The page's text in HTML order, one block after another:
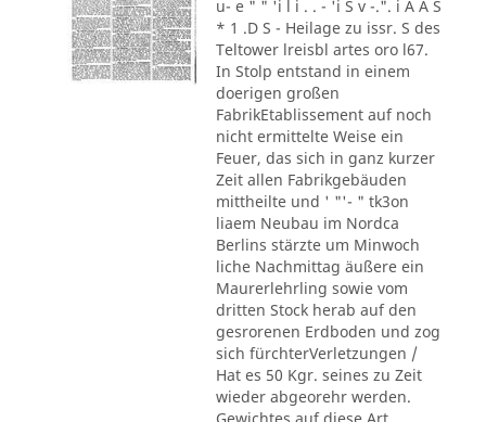
u- e " " 'i l i . . - 'i S v -.". i A A S
* 1 .D S - Heilage zu issr. S des
Teltower lreisbl artes oro l67.
In Stolp entstand in einem
doerigen großen
FabrikEtablissement auf noch
nicht ermittelte Weise ein
Feuer, das sich in ganz kurzer
Zeit allen Fabrikgebäuden
mittheilte und ' "'- " tk3on
liaem Neubau im Nordca
Berlins stärzte um Minwoch
liche Nachmittag äußere ein
Maurerlehrling sowie vom
dritten Stock herab auf den
gesrorenen Erdboden und zog
sich fürchterVerletzungen /
Hat es 50 Kgr. seines zu Zeit
wieder abgeorehr werden.